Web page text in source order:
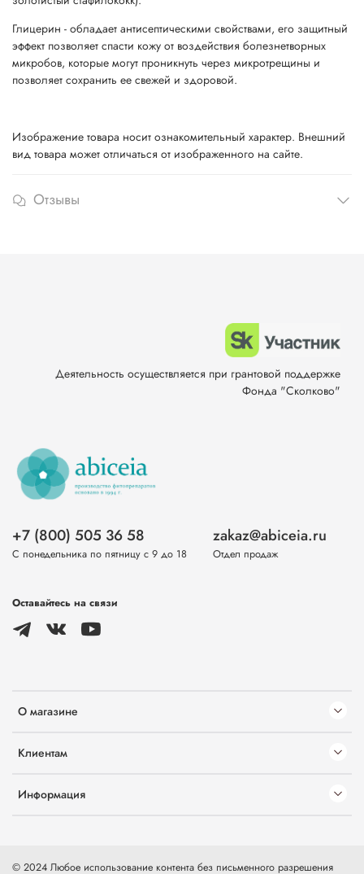
Глицерин - обладает антисептическими свойствами, его защитный
эффект позволяет спасти кожу от воздействия болезнетворных
микробов, которые могут проникнуть через микротрещины и
позволяет сохранить ее свежей и здоровой.
Изображение товара носит ознакомительный характер. Внешний
вид товара может отличаться от изображенного на сайте.
Отзывы
О магазине
Клиентам
Информация
+7 (800) 505 36 58
С понедельника по пятницу с 9 до 18
zakaz@abiceia.ru
Отдел продаж
Оставайтесь на связи
Деятельность осуществляется при грантовой поддержке
Фонда "Сколково"
© 2024 Любое использование контента без письменного разрешения